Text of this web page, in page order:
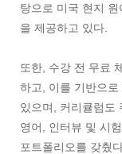
탕으로 미국 현지
을 제공하고 있다.
또한, 수강 전 무료
하고, 이를 기반으
있으며, 커리큘럼도
영어, 인터뷰 및 시
포트폴리오를 갖췄